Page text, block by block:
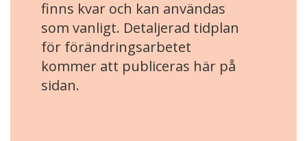
finns kvar och kan användas
som vanligt. Detaljerad tidplan
för förändringsarbetet
kommer att publiceras här på
sidan.